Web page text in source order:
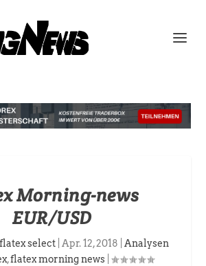
Morning-news
EUR/USD
flatex select Apr. 12, 2018
Analysen
,flatex morning news|